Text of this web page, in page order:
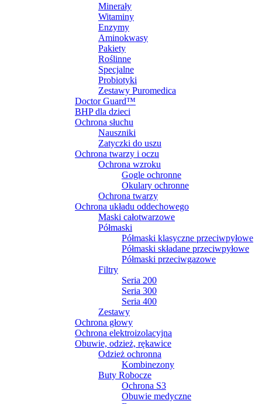
Minerały
Witaminy
Enzymy
Aminokwasy
Pakiety
Roślinne
Specjalne
Probiotyki
Zestawy Puromedica
Doctor Guard™
BHP dla dzieci
Ochrona słuchu
Nauszniki
Zatyczki do uszu
Ochrona twarzy i oczu
Ochrona wzroku
Gogle ochronne
Okulary ochronne
Ochrona twarzy
Ochrona układu oddechowego
Maski całotwarzowe
Półmaski
Półmaski klasyczne przeciwpyłowe
Półmaski składane przeciwpyłowe
Półmaski przeciwgazowe
Filtry
Seria 200
Seria 300
Seria 400
Zestawy
Ochrona głowy
Ochrona elektroizolacyjna
Obuwie, odzież, rękawice
Odzież ochronna
Kombinezony
Buty Robocze
Ochrona S3
Obuwie medyczne